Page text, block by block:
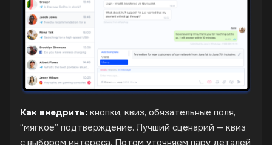
Как внедрить: кнопки, квиз, обязательные поля,
“мягкое” подтверждение. Лучший сценарий — квиз
с выбором интереса. Потом уточняем пару деталей